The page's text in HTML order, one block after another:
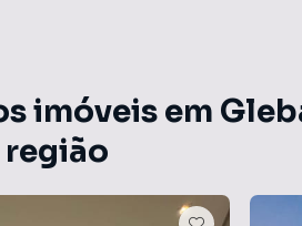
imóveis em
região